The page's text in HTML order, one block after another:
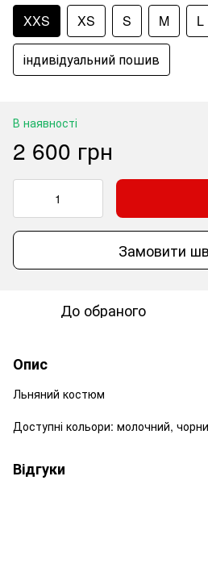
XXS XS S M L
індивідуальний пошив
В наявності
2 600 грн
Замовити
До обраного
Опис
Льняний костюм
Доступні кольори: молочний,
Відгуки